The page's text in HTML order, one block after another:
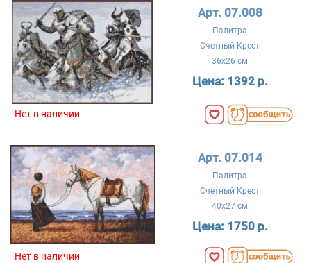
Арт. 07.008
Палитра
Счетный Крест
36x26 см
Цена: 1392 р.
Нет в наличии
Арт. 07.014
Палитра
Счетный Крест
40x27 см
Цена: 1750 р.
Нет в наличии